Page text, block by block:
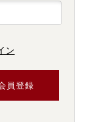
ン
員登録